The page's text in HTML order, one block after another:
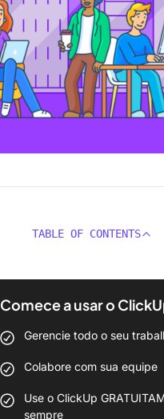
TABLE OF CONTENTS
Comece a usar o
Gerencie todo o seu
Colabore com sua equipe
Use o ClickUp
sempre